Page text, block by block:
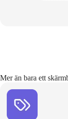
Mer än bara ett